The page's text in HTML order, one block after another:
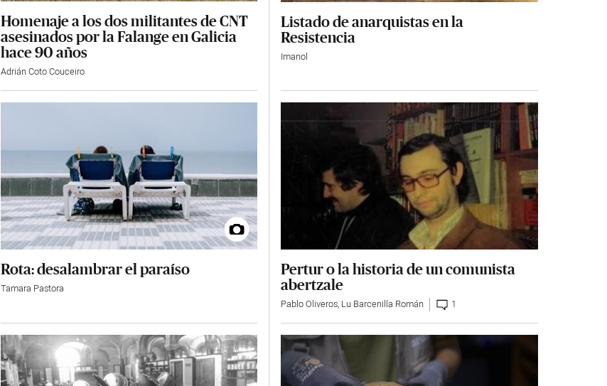
Homenaje a los dos militantes de CNT
asesinados por la Falange en Galicia
hace 90 años
Adrián Coto Couceiro
Listado de anarquistas en la
Resistencia
Imanol
Rota: desalambrar el paraíso
Tamara Pastora
Pertur o la historia de un comunista
abertzale
Pablo Oliveros, Lu Barcenilla Román 1